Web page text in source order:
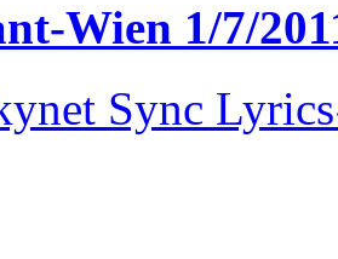
Wien 1/7/
Sync